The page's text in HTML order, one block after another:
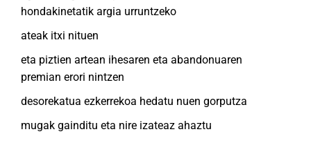
hondakinetatik argia urruntzeko
ateak itxi nituen
eta piztien artean ihesaren eta abandonuaren
premian erori nintzen
desorekatua ezkerrekoa hedatu nuen gorputza
mugak gainditu eta nire izateaz ahaztu